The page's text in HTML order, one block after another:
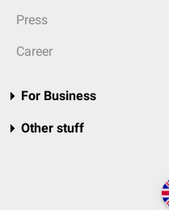
Press
Career
For Business
Other stuff